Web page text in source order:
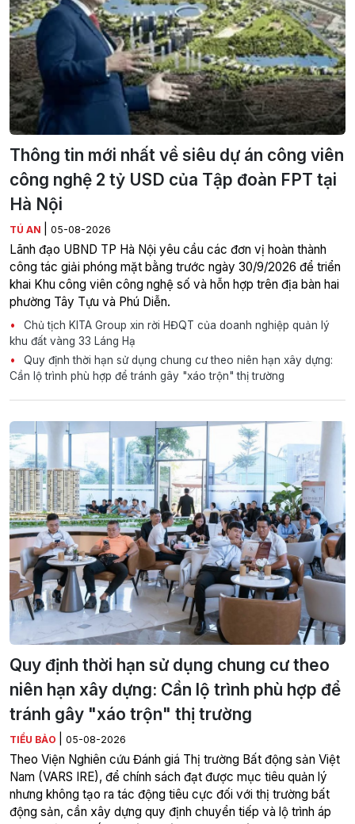
Thông tin mới nhất về siêu dự án công viên
công nghệ 2 tỷ USD của Tập đoàn FPT tại
Hà Nội
TÚ AN 05-08-2026
Lãnh đạo UBND TP Hà Nội yêu cầu các đơn vị hoàn thành
công tác giải phóng mặt bằng trước ngày 30/9/2026 để triển
khai Khu công viên công nghệ số và hỗn hợp trên địa bàn hai
phường Tây Tựu và Phú Diễn.
Chủ tịch KITA Group xin rời HĐQT của doanh nghiệp quản lý
khu đất vàng 33 Láng Hạ
Quy định thời hạn sử dụng chung cư theo niên hạn xây dựng:
Cần lộ trình phù hợp để tránh gây "xáo trộn" thị trường
Quy định thời hạn sử dụng chung cư theo
niên hạn xây dựng: Cần lộ trình phù hợp để
tránh gây "xáo trộn" thị trường
TIỂU BẢO 05-08-2026
Theo Viện Nghiên cứu Đánh giá Thị trường Bất động sản Việt
Nam (VARS IRE), để chính sách đạt được mục tiêu quản lý
nhưng không tạo ra tác động tiêu cực đối với thị trường bất
động sản, cần xây dựng quy định chuyển tiếp và lộ trình áp